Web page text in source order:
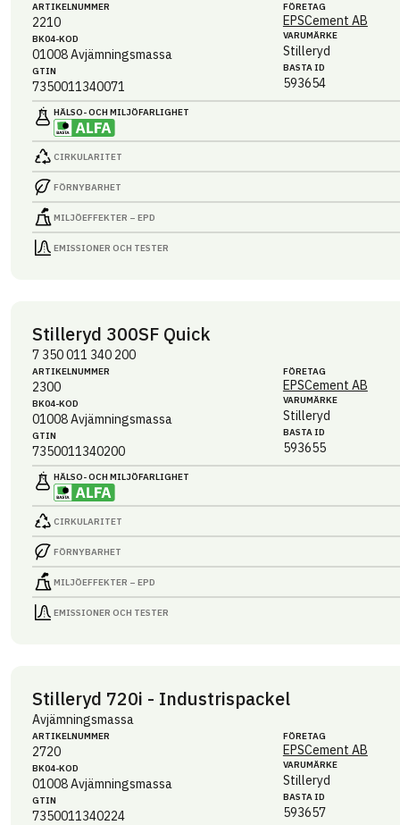
ARTIKEL­NUMMER
2210
BK04-KOD
01008Avjämningsmassa
GTIN
7350011340071
FÖRETAG
EPSCement AB
VARUMÄRKE
Stilleryd
BASTA ID
593654
HÄLSO- OCH MILJÖ­FARLIGHET
CIRKULARITET
FÖRNYBARHET
MILJÖEFFEKTER – EPD
EMISSIONER OCH TESTER
Stilleryd 300SF Quick
7 350 011 340 200
ARTIKEL­NUMMER
2300
BK04-KOD
01008Avjämningsmassa
GTIN
7350011340200
FÖRETAG
EPSCement AB
VARUMÄRKE
Stilleryd
BASTA ID
593655
HÄLSO- OCH MILJÖ­FARLIGHET
CIRKULARITET
FÖRNYBARHET
MILJÖEFFEKTER – EPD
EMISSIONER OCH TESTER
Stilleryd 720i - Industrispackel
Avjämningsmassa
ARTIKEL­NUMMER
2720
BK04-KOD
01008Avjämningsmassa
GTIN
7350011340224
FÖRETAG
EPSCement AB
VARUMÄRKE
Stilleryd
BASTA ID
593657